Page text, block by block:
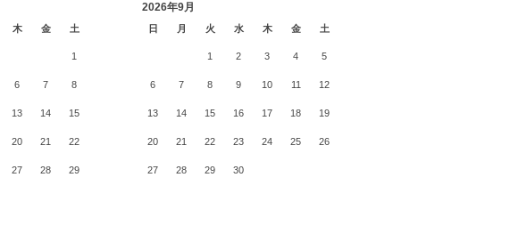
木 金 土
1
6 7 8
13 14 15
20 21 22
27 28 29
2026年9月
日 月 火 水 木 金 土
1 2 3 4 5
6 7 8 9 10 11 12
13 14 15 16 17 18 19
20 21 22 23 24 25 26
27 28 29 30